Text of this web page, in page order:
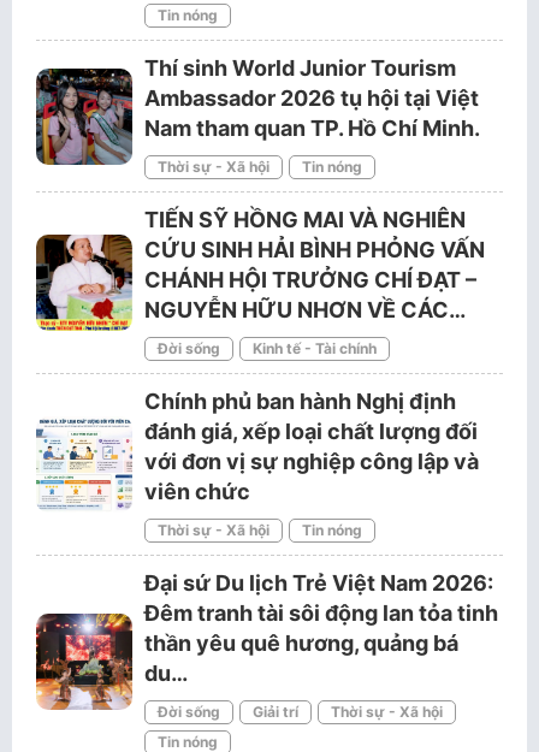
Tin nóng
Thí sinh World Junior Tourism
Ambassador 2026 tụ hội tại Việt
Nam tham quan TP. Hồ Chí Minh.
Thời sự - Xã hội Tin nóng
TIẾN SỸ HỒNG MAI VÀ NGHIÊN
CỨU SINH HẢI BÌNH PHỎNG VẤN
CHÁNH HỘI TRƯỞNG CHÍ ĐẠT –
NGUYỄN HỮU NHƠN VỀ CÁC…
Đời sống Kinh tế - Tài chính
Chính phủ ban hành Nghị định
đánh giá, xếp loại chất lượng đối
với đơn vị sự nghiệp công lập và
viên chức
Thời sự - Xã hội Tin nóng
Đại sứ Du lịch Trẻ Việt Nam 2026:
Đêm tranh tài sôi động lan tỏa tinh
thần yêu quê hương, quảng bá
du…
Đời sống Giải trí
Thời sự - Xã hội
Tin nóng